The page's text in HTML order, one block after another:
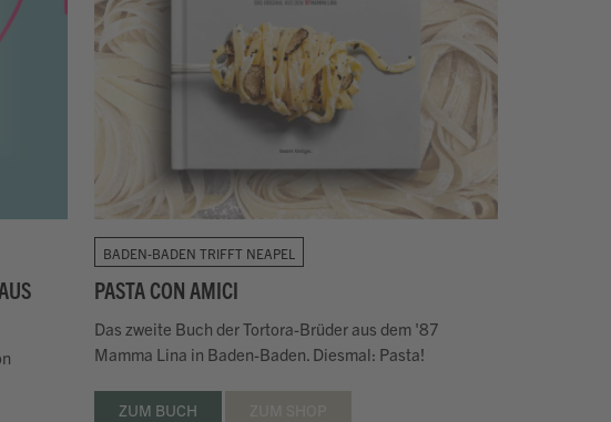
BADEN-BADEN TRIFFT NEAPEL
PASTA CON AMICI
Das zweite Buch der Tortora-Brüder aus dem '87
Mamma Lina in Baden-Baden. Diesmal: Pasta!
ZUM BUCH